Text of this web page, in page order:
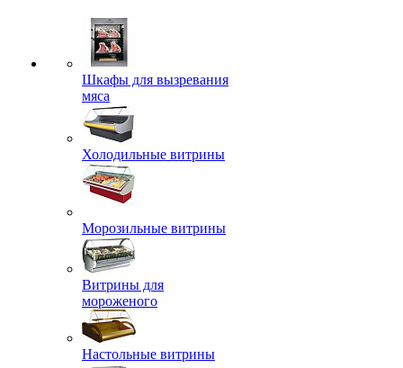
Шкафы для вызревания
мяса
Холодильные витрины
Морозильные витрины
Витрины для
мороженого
Настольные витрины